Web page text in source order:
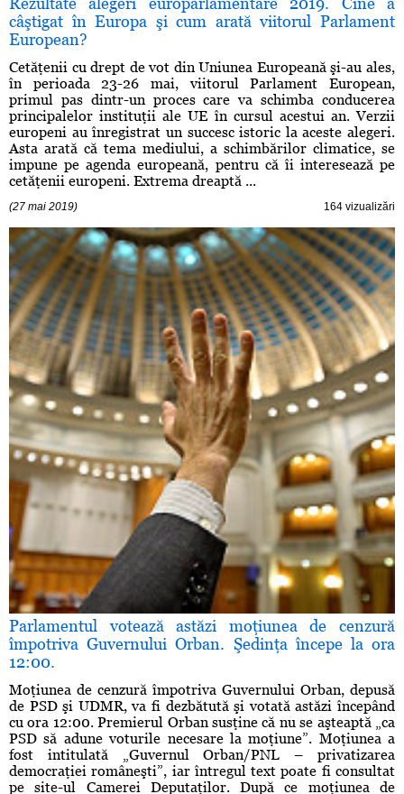
câştigat în Europa şi cum arată viitorul Parlament
European?
Cetăţenii cu drept de vot din Uniunea Europeană şi-au ales,
în perioada 23-26 mai, viitorul Parlament European,
primul pas dintr-un proces care va schimba conducerea
principalelor instituţii ale UE în cursul acestui an. Verzii
europeni au înregistrat un succesc istoric la aceste alegeri.
Asta arată că tema mediului, a schimbărilor climatice, se
impune pe agenda europeană, pentru că îi interesează pe
cetăţenii europeni. Extrema dreaptă ...
(27 mai 2019) 164 vizualizări
Parlamentul votează astăzi moţiunea de cenzură
împotriva Guvernului Orban. Şedinţa începe la ora
12:00.
Moţiunea de cenzură împotriva Guvernului Orban, depusă
de PSD şi UDMR, va fi dezbătută şi votată astăzi începând
cu ora 12:00. Premierul Orban susţine că nu se aşteaptă „ca
PSD să adune voturile necesare la moţiune”. Moţiunea a
fost intitulată „Guvernul Orban/PNL – privatizarea
democraţiei româneşti”, iar întregul text poate fi consultat
pe site-ul Camerei Deputaţilor. După ce moţiunea de